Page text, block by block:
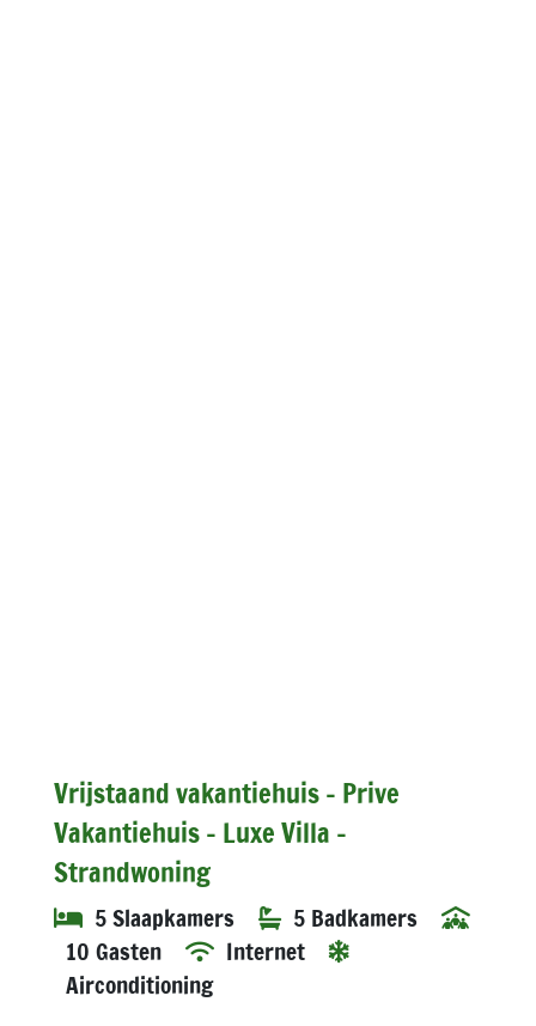
Vrijstaand vakantiehuis - Prive
Vakantiehuis - Luxe Villa -
Strandwoning
5 Slaapkamers
5 Badkamers
10 Gasten
Internet
Airconditioning